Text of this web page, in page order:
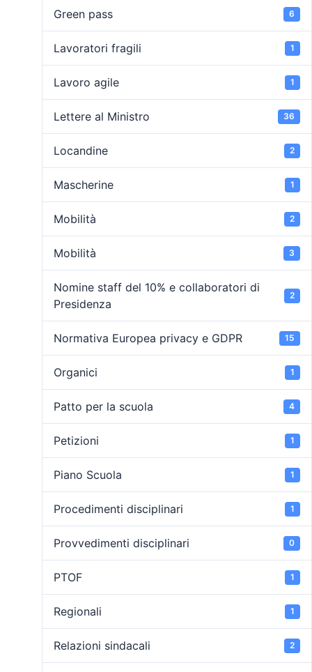
Green pass 6
Lavoratori fragili 1
Lavoro agile 1
Lettere al Ministro 36
Locandine 2
Mascherine 1
Mobilità 2
Mobilità 3
Nomine staff del 10% e collaboratori di
Presidenza
2
Normativa Europea privacy e GDPR 15
Organici 1
Patto per la scuola 4
Petizioni 1
Piano Scuola 1
Procedimenti disciplinari 1
Provvedimenti disciplinari 0
PTOF 1
Regionali 1
Relazioni sindacali 2